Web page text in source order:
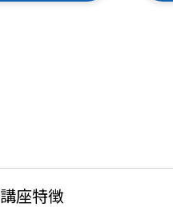
講座特徴